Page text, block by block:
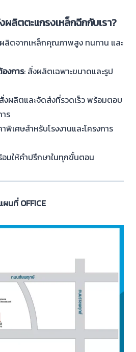
ลิตตะแกรงเหล็กฉีกกับเรา?
ลิตจากเหล็กคุณภาพสูง ทนทาน และ
งการ: สั่งผลิตเฉพาะขนาดและรูป
งผลิตและจัดส่งที่รวดเร็ว พร้อมตอบ
ร
พิเศษสำหรับโรงงานและโครงการ
อมให้คำปรึกษาในทุกขั้นตอน
ผนที่ OFFICE